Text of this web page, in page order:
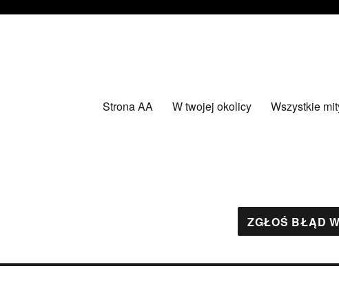
Strona AA W twojej okolicy Wszystkie
ZGŁOŚ BŁĄD